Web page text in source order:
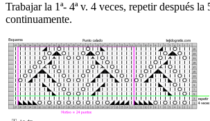
Trabajar la 1ª- 4ª v. 4 veces, repetir después la
continuamente.